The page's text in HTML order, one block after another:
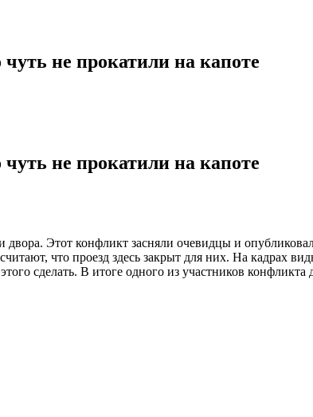
не прокатили на капоте
не прокатили на капоте
Этот конфликт засняли очевидцы и
что проезд здесь закрыт для них. На кадрах
сделать. В итоге одного из участников